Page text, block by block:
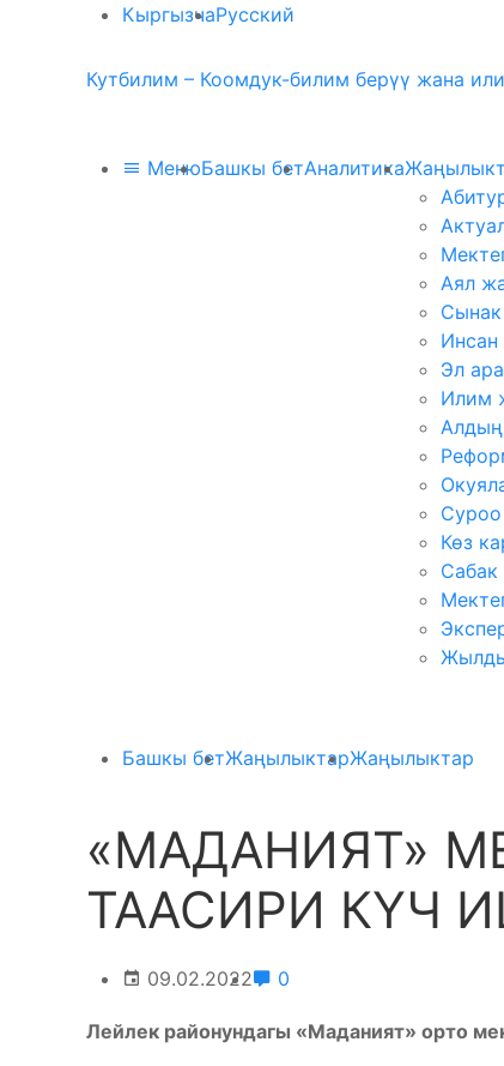
КыргызчаРусский
Кутбилим – Коомдук-билим берүү жана
МенюБашкы бетАналитика
Аял
Сынак
Инсан
Эл
Илим
Көз
Сабак
Башкы бетЖаңылыктарЖаңылыктар
«МАДАНИЯТ»
ТААСИРИ КҮЧ
09.02.2022 0
Лейлек районундагы «Маданият» орто